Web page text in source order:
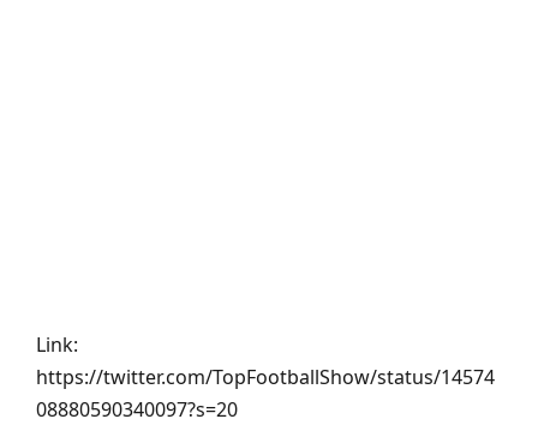
Link:
https://twitter.com/TopFootballShow/status/14574
08880590340097?s=20